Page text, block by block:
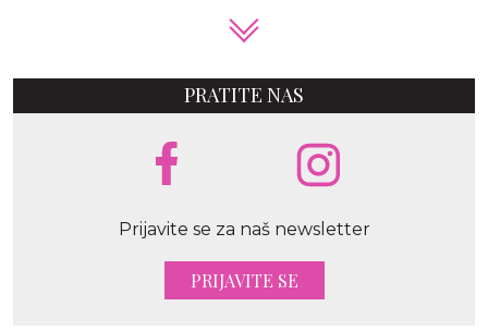
PRATITE NAS
Prijavite se za naš newsletter
PRIJAVITE SE